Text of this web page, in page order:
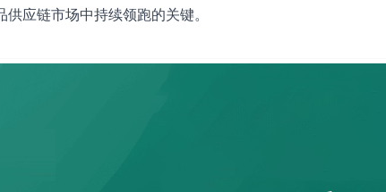
应链市场中持续领跑的关键。